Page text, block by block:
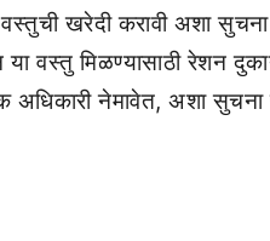
खरेदी करावी अशा सुचना
वस्तु मिळण्यासाठी रेशन
अधिकारी नेमावेत, अशा